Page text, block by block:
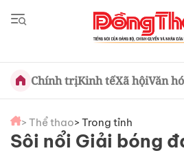
Chính trịKinh tếXã hộiVăn
> Thể thao> Trong tỉnh
Sôi nổi Giải bóng